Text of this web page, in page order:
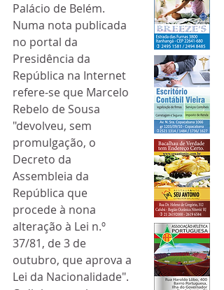
Palácio de Belém.
Numa nota publicada
no portal da
Presidência da
República na Internet
refere-se que Marcelo
Rebelo de Sousa
"devolveu, sem
promulgação, o
Decreto da
Assembleia da
República que
procede à nona
alteração à Lei n.º
37/81, de 3 de
outubro, que aprova a
Lei da Nacionalidade".